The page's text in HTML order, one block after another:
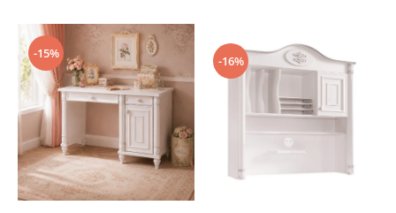
-15%
-16%